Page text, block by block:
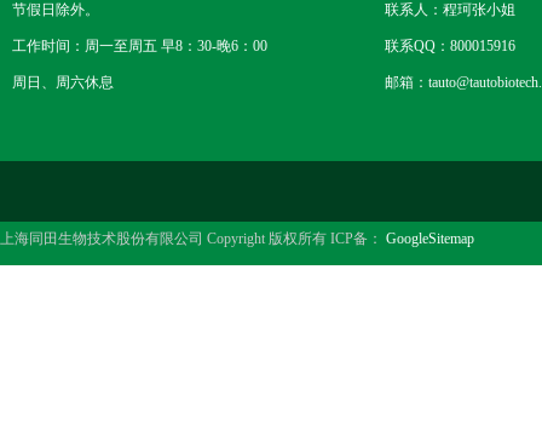
节假日除外。
工作时间：周一至周五 早8：30-晚6：00
周日、周六休息
联系人：程珂张小姐
联系QQ：800015916
邮箱：
上海同田生物技术股份有限公司 Copyright 版权所有 ICP备： GoogleSitemap